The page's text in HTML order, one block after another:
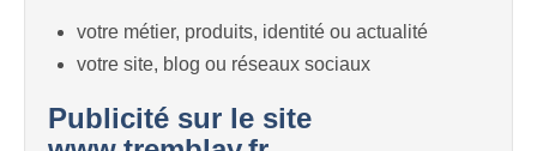
votre métier, produits, identité ou actualité
votre site, blog ou réseaux sociaux
Publicité sur le site